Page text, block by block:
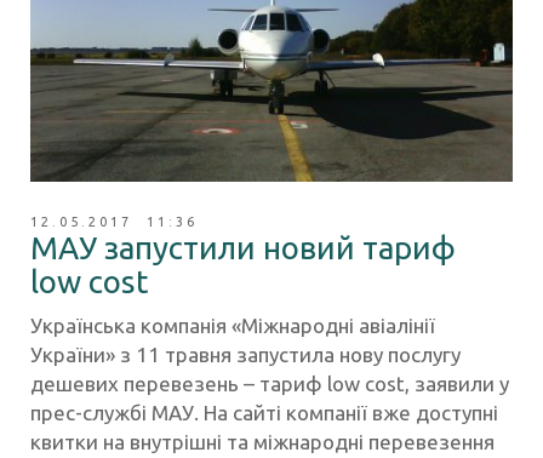
12.05.2017 11:36
МАУ запустили новий тариф
low cost
Українська компанія «Міжнародні авіалінії
України» з 11 травня запустила нову послугу
дешевих перевезень – тариф low cost, заявили у
прес-службі МАУ. На сайті компанії вже доступні
квитки на внутрішні та міжнародні перевезення